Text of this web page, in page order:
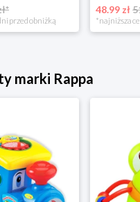
przed obniżką
48.99 zł
*najniższa
marki Rappa